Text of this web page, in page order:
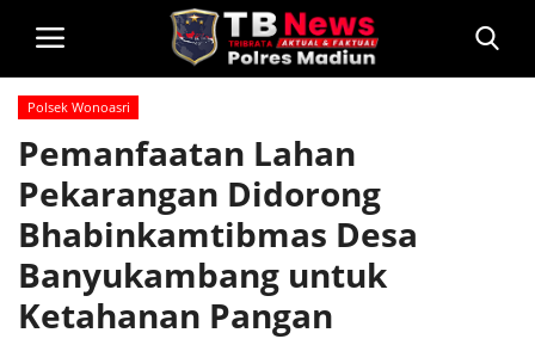
Home
Privacy Policy
Profil
Polsek Wonoasri
Pemanfaatan Lahan
Pekarangan Didorong
Bhabinkamtibmas Desa
Banyukambang untuk
Ketahanan Pangan